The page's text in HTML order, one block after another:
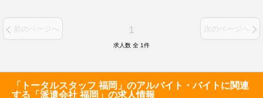
前のページへ 1 次のページへ
求人数 全 1件
「トータルスタッフ 福岡」のアルバイト・バイトに関連
する「派遣会社 福岡」の求人情報